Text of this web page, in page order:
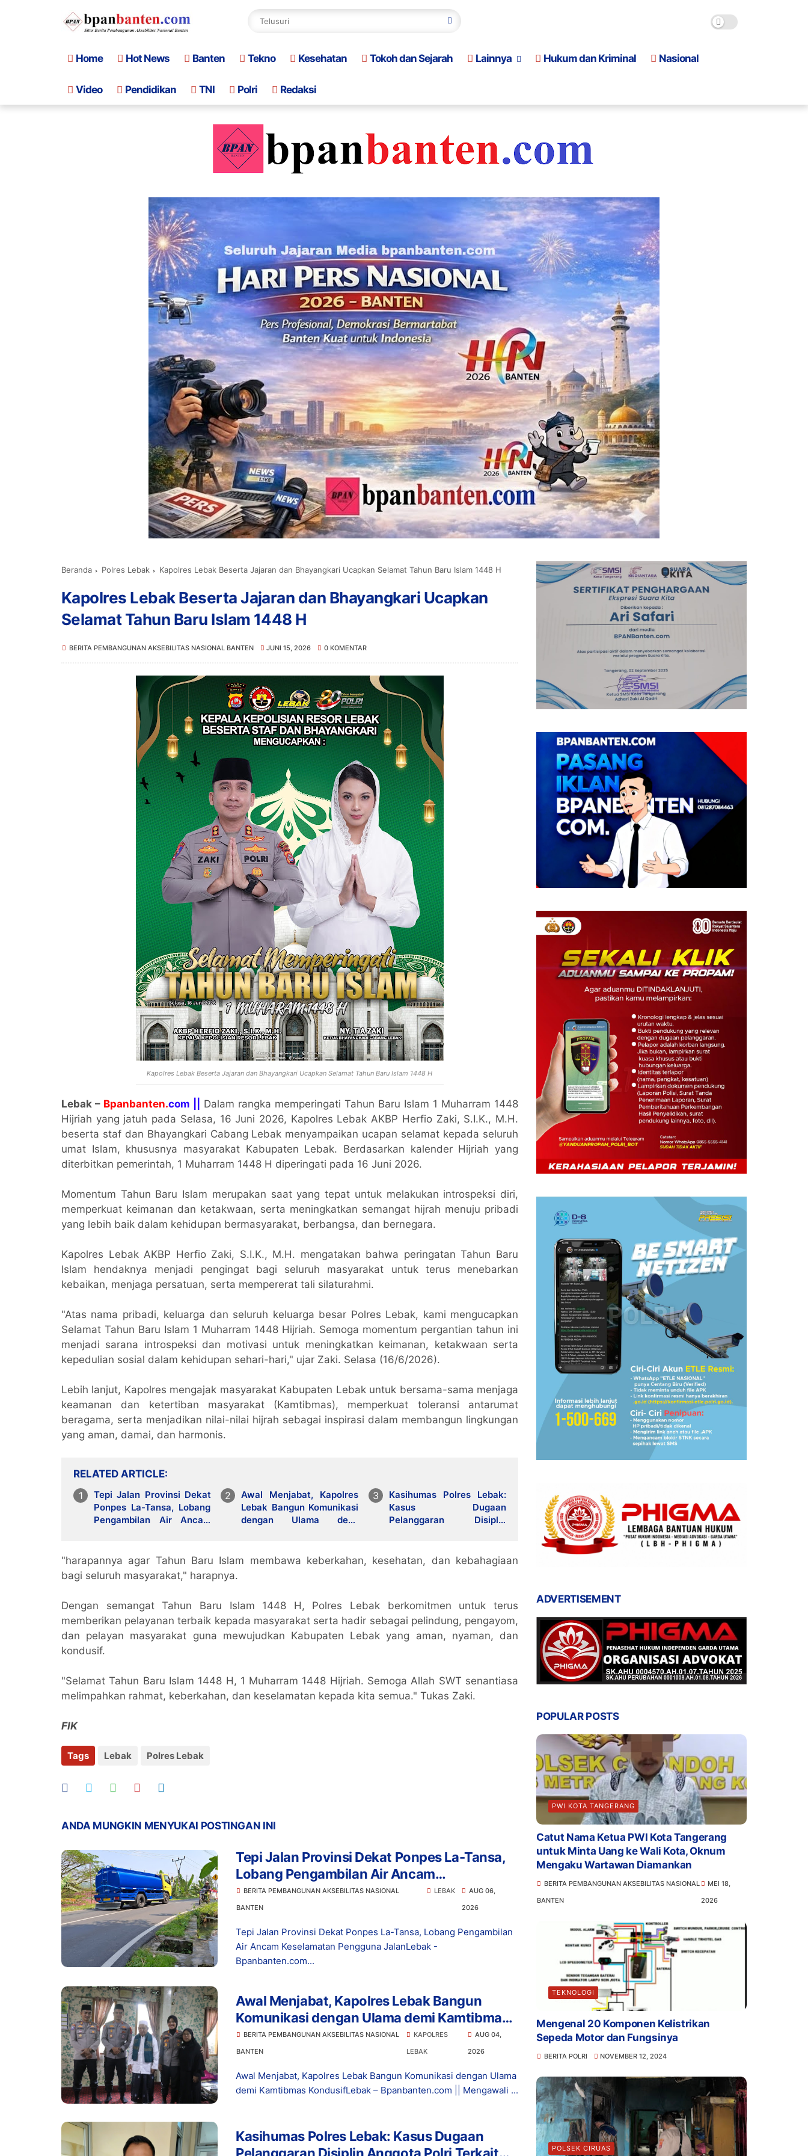
Home Hot News Banten Tekno Kesehatan Tokoh dan Sejarah Lainnya Hukum dan Kriminal Nasional
Video Pendidikan TNI Polri Redaksi
Beranda Polres Lebak Kapolres Lebak Beserta Jajaran dan Bhayangkari Ucapkan Selamat Tahun Baru Islam 1448 H
Kapolres Lebak Beserta Jajaran dan Bhayangkari Ucapkan
Selamat Tahun Baru Islam 1448 H
BERITA PEMBANGUNAN AKSEBILITAS NASIONAL BANTEN JUNI 15, 2026 0 KOMENTAR
Kapolres Lebak Beserta Jajaran dan Bhayangkari Ucapkan Selamat Tahun Baru Islam 1448 H
Lebak – Bpanbanten.com ||
Dalam rangka memperingati Tahun Baru Islam 1 Muharram 1448
Hijriah yang jatuh pada Selasa, 16 Juni 2026, Kapolres Lebak AKBP Herfio Zaki, S.I.K., M.H.
beserta staf dan Bhayangkari Cabang Lebak menyampaikan ucapan selamat kepada seluruh
umat Islam, khususnya masyarakat Kabupaten Lebak. Berdasarkan kalender Hijriah yang
diterbitkan pemerintah, 1 Muharram 1448 H diperingati pada 16 Juni 2026.
Momentum Tahun Baru Islam merupakan saat yang tepat untuk melakukan introspeksi diri,
memperkuat keimanan dan ketakwaan, serta meningkatkan semangat hijrah menuju pribadi
yang lebih baik dalam kehidupan bermasyarakat, berbangsa, dan bernegara.
Kapolres Lebak AKBP Herfio Zaki, S.I.K., M.H. mengatakan bahwa peringatan Tahun Baru
Islam hendaknya menjadi pengingat bagi seluruh masyarakat untuk terus menebarkan
kebaikan, menjaga persatuan, serta mempererat tali silaturahmi.
"Atas nama pribadi, keluarga dan seluruh keluarga besar Polres Lebak, kami mengucapkan
Selamat Tahun Baru Islam 1 Muharram 1448 Hijriah. Semoga momentum pergantian tahun ini
menjadi sarana introspeksi dan motivasi untuk meningkatkan keimanan, ketakwaan serta
kepedulian sosial dalam kehidupan sehari-hari," ujar Zaki. Selasa (16/6/2026).
Lebih lanjut, Kapolres mengajak masyarakat Kabupaten Lebak untuk bersama-sama menjaga
keamanan dan ketertiban masyarakat (Kamtibmas), memperkuat toleransi antarumat
beragama, serta menjadikan nilai-nilai hijrah sebagai inspirasi dalam membangun lingkungan
yang aman, damai, dan harmonis.
RELATED ARTICLE
Tepi Jalan Provinsi Dekat
Ponpes La-Tansa, Lobang
Pengambilan Air Ancam
Awal Menjabat, Kapolres
Lebak Bangun Komunikasi
dengan Ulama demi
Kasihumas Polres Lebak:
Kasus Dugaan
Pelanggaran Disiplin
Propam Polda Banten
"harapannya agar Tahun Baru Islam membawa keberkahan, kesehatan, dan kebahagiaan
bagi seluruh masyarakat," harapnya.
Dengan semangat Tahun Baru Islam 1448 H, Polres Lebak berkomitmen untuk terus
memberikan pelayanan terbaik kepada masyarakat serta hadir sebagai pelindung, pengayom,
dan pelayan masyarakat guna mewujudkan Kabupaten Lebak yang aman, nyaman, dan
kondusif.
"Selamat Tahun Baru Islam 1448 H, 1 Muharram 1448 Hijriah. Semoga Allah SWT senantiasa
melimpahkan rahmat, keberkahan, dan keselamatan kepada kita semua." Tukas Zaki.
FIK
Tags Lebak Polres Lebak
ANDA MUNGKIN MENYUKAI POSTINGAN INI
Tepi Jalan Provinsi Dekat Ponpes La-Tansa,
Lobang Pengambilan Air Ancam
Keselamatan Pengguna Jalan
BERITA PEMBANGUNAN AKSEBILITAS NASIONAL
BANTEN
LEBAK
AUG 06,
2026
Tepi Jalan Provinsi Dekat Ponpes La-Tansa, Lobang Pengambilan
Air Ancam Keselamatan Pengguna JalanLebak -
Bpanbanten.com...
Awal Menjabat, Kapolres Lebak Bangun
Komunikasi dengan Ulama demi Kamtibmas
Kondusif
BERITA PEMBANGUNAN AKSEBILITAS NASIONAL
BANTEN
KAPOLRES
LEBAK
AUG 04,
2026
Awal Menjabat, Kapolres Lebak Bangun Komunikasi dengan Ulama
demi Kamtibmas KondusifLebak – Bpanbanten.com || Mengawali ...
Kasihumas Polres Lebak: Kasus Dugaan
ADVERTISEMENT
POPULAR POSTS
PWI KOTA TANGERANG
Catut Nama Ketua PWI Kota Tangerang
untuk Minta Uang ke Wali Kota, Oknum
Mengaku Wartawan Diamankan
BERITA PEMBANGUNAN AKSEBILITAS NASIONAL
BANTEN
MEI 18,
2026
TEKNOLOGI
Mengenal 20 Komponen Kelistrikan
Sepeda Motor dan Fungsinya
BERITA POLRI NOVEMBER 12, 2024
POLSEK CIRUAS